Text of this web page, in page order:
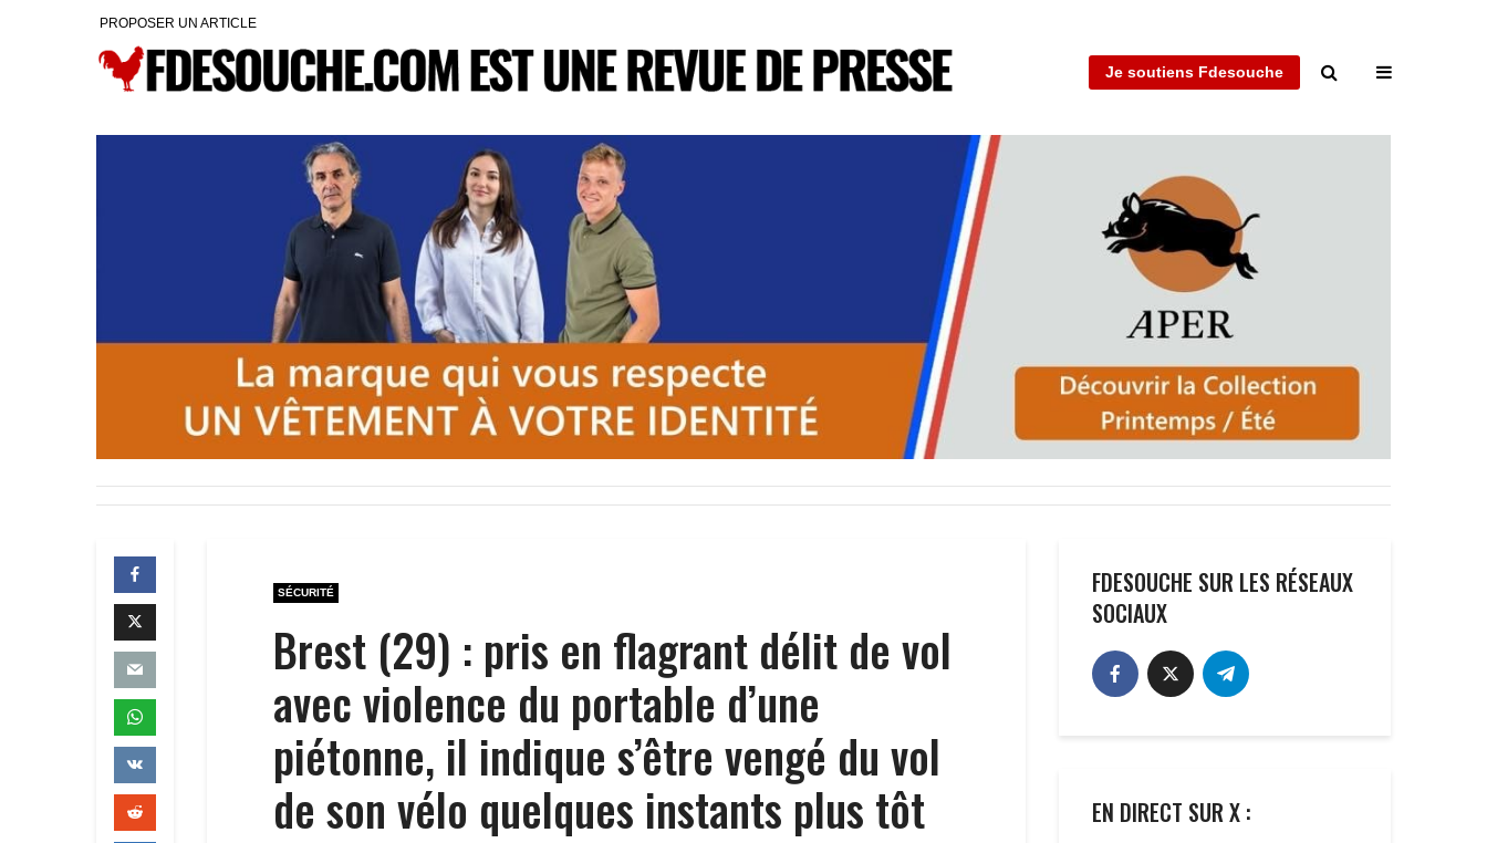
PROPOSER UN ARTICLE
Je soutiens Fdesouche
SÉCURITÉ
Brest (29) : pris en flagrant délit de vol
avec violence du portable d’une
piétonne, il indique s’être vengé du vol
de son vélo quelques instants plus tôt
FDESOUCHE SUR LES RÉSEAUX
SOCIAUX
EN DIRECT SUR X :